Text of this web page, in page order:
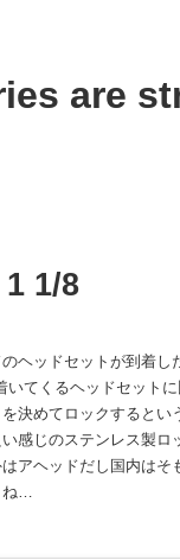
are
1/8
ヘッドセットが到着し
いてくるヘッドセット
決めてロックするとい
感じのステンレス製ロ
アヘッドだし国内はそ
ね…